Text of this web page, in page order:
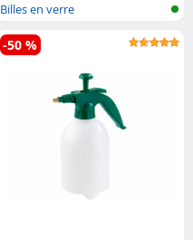
Billes en verre
-50 %